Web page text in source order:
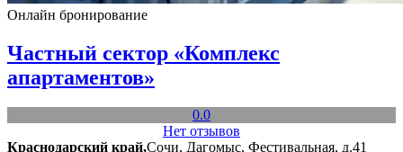
Онлайн бронирование
Частный сектор «Комплекс
апартаментов»
0.0
Нет отзывов
Краснодарский край,Сочи, Дагомыс, Фестивальная, д.41